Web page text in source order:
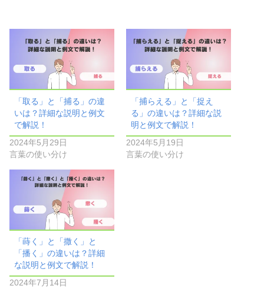
「取る」と「捕る」の違
いは？詳細な説明と例文
で解説！
2024年5月29日
言葉の使い分け
「捕らえる」と「捉え
る」の違いは？詳細な説
明と例文で解説！
2024年5月19日
言葉の使い分け
「蒔く」と「撒く」と
「播く」の違いは？詳細
な説明と例文で解説！
2024年7月14日